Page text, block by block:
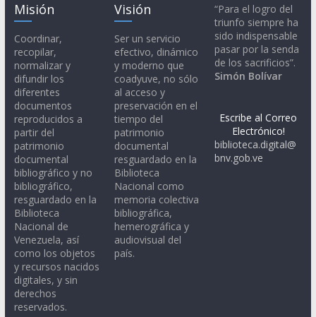
Misión
Coordinar,
recopilar,
normalizar y
difundir los
diferentes
documentos
reproducidos a
partir del
patrimonio
documental
bibliográfico y no
bibliográfico,
resguardado en la
Biblioteca
Nacional de
Venezuela, así
como los objetos
y recursos nacidos
digitales, y sin
derechos
reservados.
Visión
Ser un servicio
efectivo, dinámico
y moderno que
coadyuve, no sólo
al acceso y
preservación en el
tiempo del
patrimonio
documental
resguardado en la
Biblioteca
Nacional como
memoria colectiva
bibliográfica,
hemerográfica y
audiovisual del
país.
“Para el logro del
triunfo siempre ha
sido indispensable
pasar por la senda
de los sacrificios”.
Simón Bolívar
Escribe al Correo
Electrónico!
biblioteca.digital@
bnv.gob.ve